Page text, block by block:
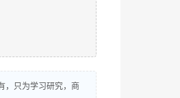
，只为学习研究，商